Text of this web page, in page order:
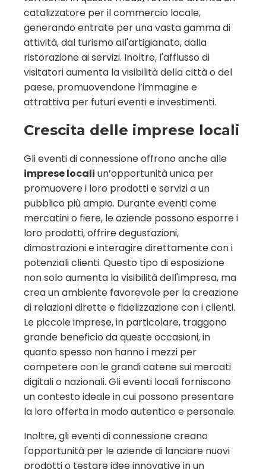
catalizzatore per il commercio locale,
generando entrate per una vasta gamma di
attività, dal turismo all'artigianato, dalla
ristorazione ai servizi. Inoltre, l'afflusso di
visitatori aumenta la visibilità della città o del
paese, promuovendone l’immagine e
attrattiva per futuri eventi e investimenti.
Crescita delle imprese locali
Gli eventi di connessione offrono anche alle
imprese locali un’opportunità unica per
promuovere i loro prodotti e servizi a un
pubblico più ampio. Durante eventi come
mercatini o fiere, le aziende possono esporre i
loro prodotti, offrire degustazioni,
dimostrazioni e interagire direttamente con i
potenziali clienti. Questo tipo di esposizione
non solo aumenta la visibilità dell'impresa, ma
crea un ambiente favorevole per la creazione
di relazioni dirette e fidelizzazione con i clienti.
Le piccole imprese, in particolare, traggono
grande beneficio da queste occasioni, in
quanto spesso non hanno i mezzi per
competere con le grandi catene sui mercati
digitali o nazionali. Gli eventi locali forniscono
un contesto ideale in cui possono presentare
la loro offerta in modo autentico e personale.
Inoltre, gli eventi di connessione creano
l'opportunità per le aziende di lanciare nuovi
prodotti o testare idee innovative in un